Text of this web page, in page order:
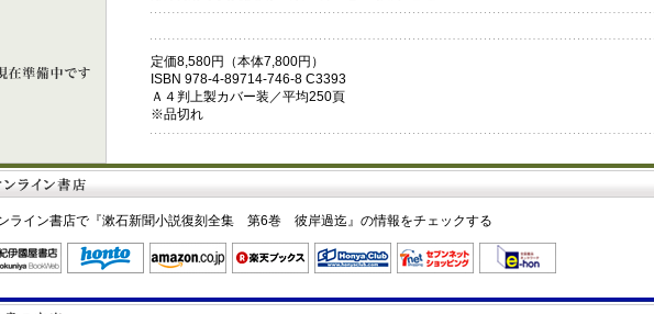
定価8,580円（本体7,800円）
ISBN 978-4-89714-746-8 C3393
Ａ４判上製カバー装／平均250頁
※品切れ
ライン書店で『漱石新聞小説復刻全集 第6巻 彼岸過迄』の情報をチェックする